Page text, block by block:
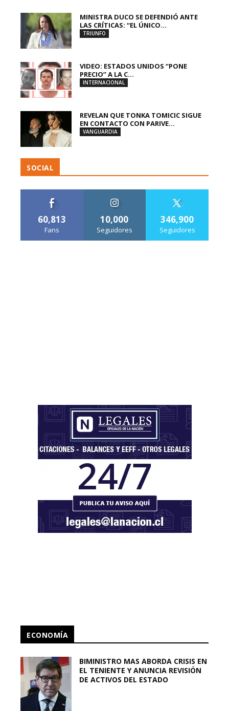
MINISTRA DUCO SE DEFENDIÓ ANTE
LAS CRÍTICAS: “EL ÚNICO...
TRIUNFO
VIDEO: ESTADOS UNIDOS “PONE
PRECIO” A LA C...
INTERNACIONAL
REVELAN QUE TONKA TOMICIC SIGUE
EN CONTACTO CON PARIVE...
VANGUARDIA
SOCIAL
60,813
Fans
10,000
Seguidores
346,900
Seguidores
ECONOMÍA
BIMINISTRO MAS ABORDA CRISIS EN
EL TENIENTE Y ANUNCIA REVISIÓN
DE ACTIVOS DEL ESTADO